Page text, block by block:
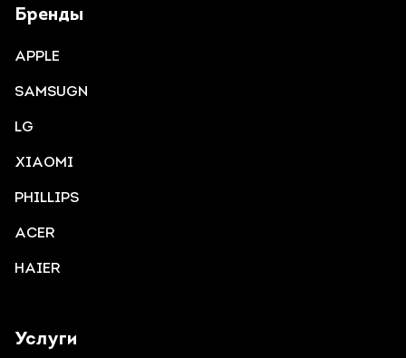
Услуги
Бренды
APPLE
SAMSUGN
LG
XIAOMI
PHILLIPS
ACER
HAIER